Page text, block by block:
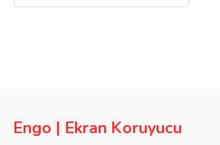
Engo | Ekran Koruyucu